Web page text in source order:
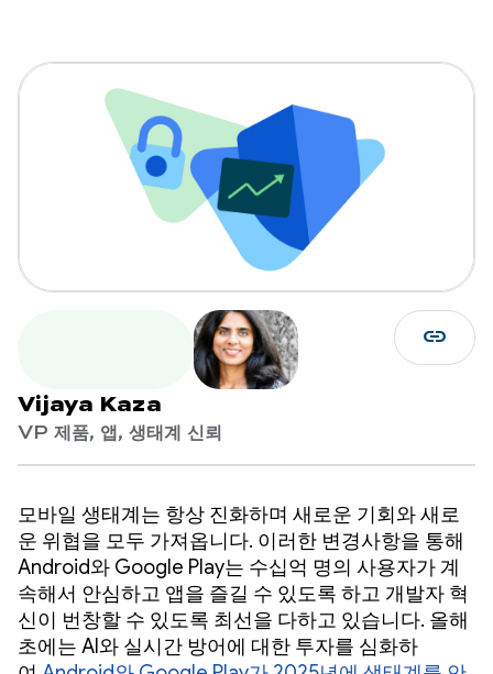
Vijaya Kaza
VP 제품, 앱, 생태계 신뢰
link
모바일 생태계는 항상 진화하며 새로운 기회와 새로
운 위협을 모두 가져옵니다. 이러한 변경사항을 통해
Android와 Google Play는 수십억 명의 사용자가 계
속해서 안심하고 앱을 즐길 수 있도록 하고 개발자 혁
신이 번창할 수 있도록 최선을 다하고 있습니다. 올해
초에는 AI와 실시간 방어에 대한 투자를 심화하